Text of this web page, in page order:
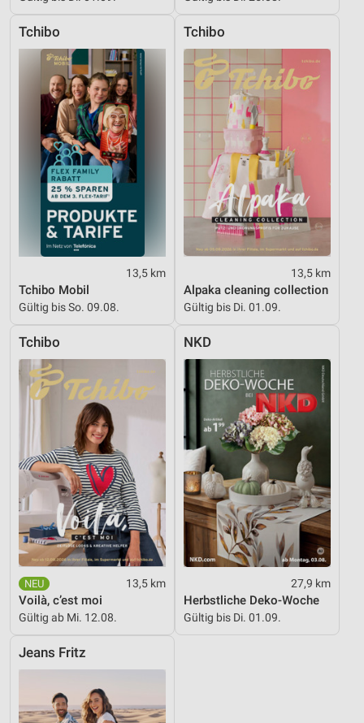
Tchibo
13,5 km
Tchibo Mobil
Gültig bis So. 09.08.
Tchibo
13,5 km
Alpaka cleaning collection
Gültig bis Di. 01.09.
Tchibo
13,5 km
Voilà, c’est moi
Gültig ab Mi. 12.08.
NKD
27,9 km
Herbstliche Deko-Woche
Gültig bis Di. 01.09.
Jeans Fritz